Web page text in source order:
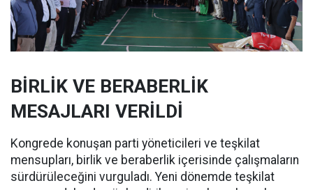
BİRLİK VE BERABERLİK
MESAJLARI VERİLDİ
Kongrede konuşan parti yöneticileri ve teşkilat
mensupları, birlik ve beraberlik içerisinde çalışmaların
sürdürüleceğini vurguladı. Yeni dönemde teşkilat